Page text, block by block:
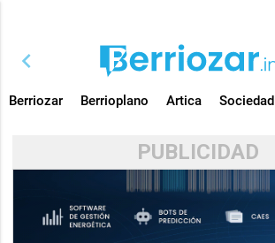
chevron_left
Berriozar Berrioplano Artica Sociedad
PUBLICIDAD